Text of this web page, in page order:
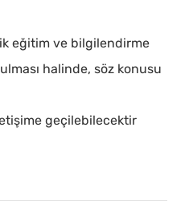
eğitim ve bilgilendirme
halinde, söz konusu
geçilebilecektir